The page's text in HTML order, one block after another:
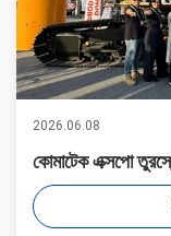
2026.06.08
কোমাটেক এক্সপো